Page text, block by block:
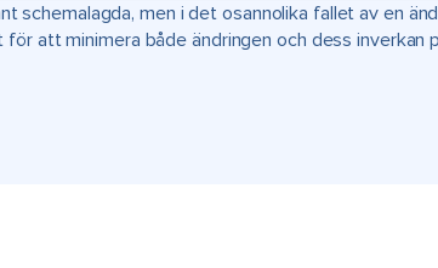
schemalagda, men i det osannolika fallet av en
att minimera både ändringen och dess inverkan